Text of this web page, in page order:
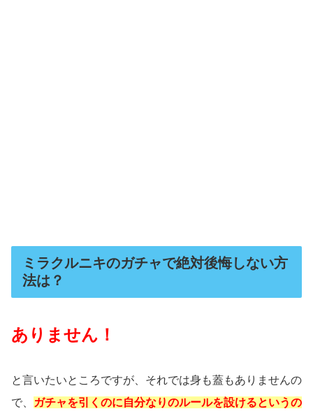
ミラクルニキのガチャで絶対後悔しない方
法は？
ありません！
と言いたいところですが、それでは身も蓋もありませんの
で、
ガチャを引くのに自分なりのルールを設けるというの